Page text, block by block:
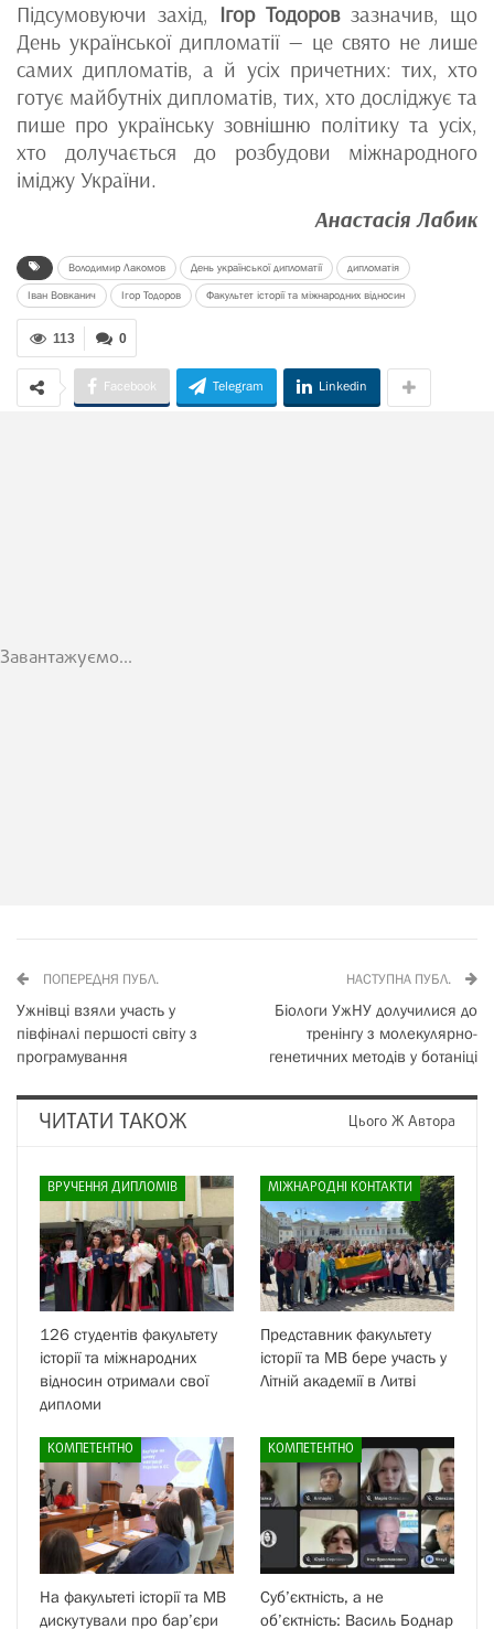
Підсумовуючи захід, Ігор Тодоровзазначив, що
День української дипломатії — це свято не лише
самих дипломатів, а й усіх причетних: тих, хто
готує майбутніх дипломатів, тих, хто досліджує та
пише про українську зовнішню політику та усіх,
хто долучається до розбудови міжнародного
іміджу України.
Анастасія Лабик
Володимир Лакомов День української дипломатії дипломатія
Іван Вовканич Ігор Тодоров Факультет історії та міжнародних відносин
0
113
Facebook Telegram Linkedin
Завантажуємо...
ПОПЕРЕДНЯ ПУБЛ.
Ужнівці взяли участь у
півфіналі першості світу з
програмування
НАСТУПНА ПУБЛ.
Біологи УжНУ долучилися до
тренінгу з молекулярно-
генетичних методів у ботаніці
ЧИТАТИ ТАКОЖ Цього Ж Автора
ВРУЧЕННЯ ДИПЛОМІВ
126 студентів факультету
історії та міжнародних
відносин отримали свої
дипломи
МІЖНАРОДНІ КОНТАКТИ
Представник факультету
історії та МВ бере участь у
Літній академії в Литві
КОМПЕТЕНТНО
На факультеті історії та МВ
дискутували про бар’єри
КОМПЕТЕНТНО
Суб’єктність, а не
об’єктність: Василь Боднар